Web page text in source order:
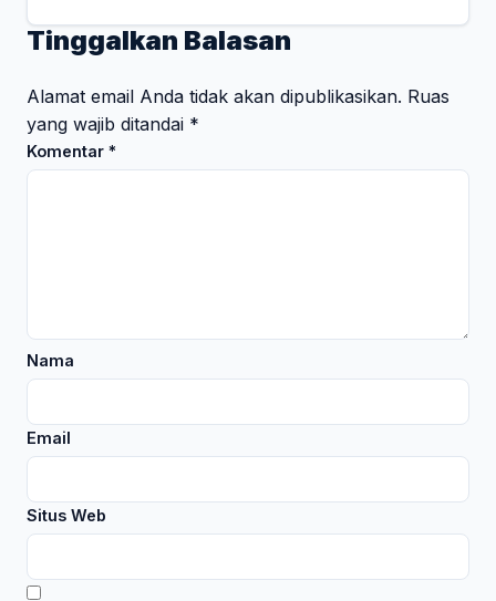
Tinggalkan Balasan
Alamat email Anda tidak akan dipublikasikan. Ruas
yang wajib ditandai *
Komentar *
Nama
Email
Situs Web